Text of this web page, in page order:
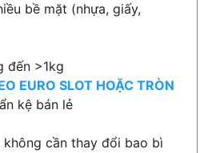
bề mặt (nhựa, giấy,
đến >1kg
EURO SLOT HOẶC TRÒN
kệ bán lẻ
không cần thay đổi bao bì